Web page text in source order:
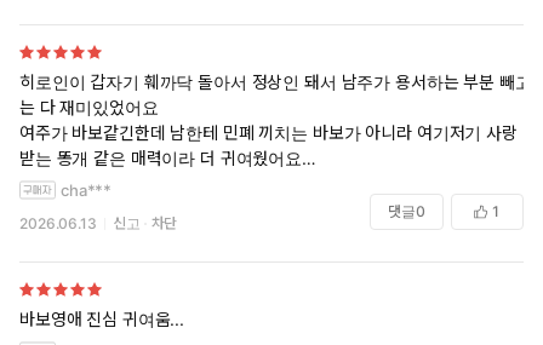
히로인이 갑자기 훼까닥 돌아서 정상인 돼서 남주가 용서하는 부분 빼고
는 다 재미있었어요
여주가 바보같긴한데 남한테 민폐 끼치는 바보가 아니라 여기저기 사랑
받는 똥개 같은 매력이라 더 귀여웠어요
다만 결혼한 뒤 신혼 에피소드가 더 많았으면 좋았을텐데 바로 애기 낳아
cha***
2026.06.13 신고 차단
댓글0 1
바보영애 진심 귀여움...